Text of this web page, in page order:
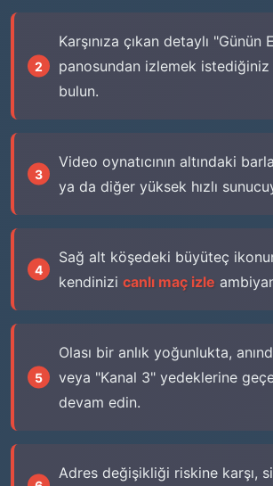
Karşınıza çıkan detaylı "Günün
panosundan izlemek istediğiniz
bulun.
Video oynatıcının altındaki
ya da diğer yüksek hızlı
Sağ alt köşedeki büyüteç
kendinizi canlı maç izle
Olası bir anlık yoğunlukta,
veya "Kanal 3" yedeklerine
devam edin.
Adres değişikliği riskine karşı,